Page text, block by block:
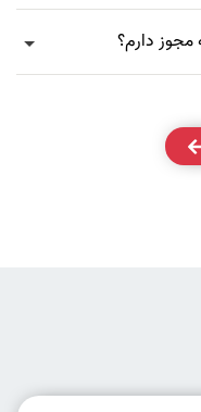
مجوز دارم؟